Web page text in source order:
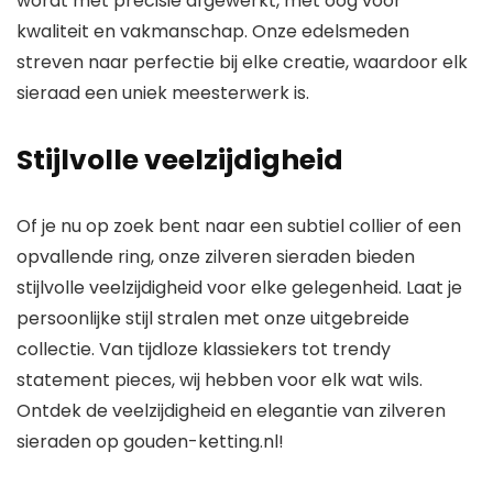
kwaliteit en vakmanschap. Onze edelsmeden
streven naar perfectie bij elke creatie, waardoor elk
sieraad een uniek meesterwerk is.
Stijlvolle veelzijdigheid
Of je nu op zoek bent naar een subtiel collier of een
opvallende ring, onze zilveren sieraden bieden
stijlvolle veelzijdigheid voor elke gelegenheid. Laat je
persoonlijke stijl stralen met onze uitgebreide
collectie. Van tijdloze klassiekers tot trendy
statement pieces, wij hebben voor elk wat wils.
Ontdek de veelzijdigheid en elegantie van zilveren
sieraden op gouden-ketting.nl!